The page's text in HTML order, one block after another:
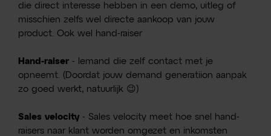
die direct interesse hebben in een demo, uitleg of
misschien zelfs wel directe aankoop van jouw
product. Ook wel hand-raiser
Hand-raiser - Iemand die zelf contact met je
opneemt. (Doordat jouw demand generatiion aanpak
zo goed werkt, natuurlijk 😉)
Sales velocity- Sales velocity meet hoe snel hand-
raisers naar klant worden omgezet en inkomsten